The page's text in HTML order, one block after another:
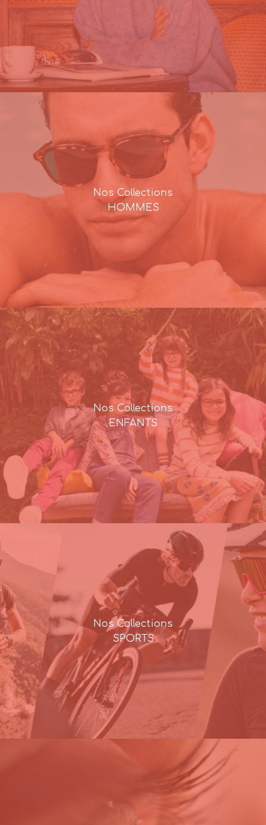
Nos Collections
HOMMES
Nos Collections
ENFANTS
Nos Collections
SPORTS